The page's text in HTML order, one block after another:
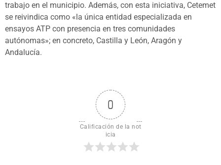
trabajo en el municipio. Además, con esta iniciativa, Cetemet
se reivindica como «la única entidad especializada en
ensayos ATP con presencia en tres comunidades
autónomas»; en concreto, Castilla y León, Aragón y
Andalucía.
0
Calificación de la not
icia